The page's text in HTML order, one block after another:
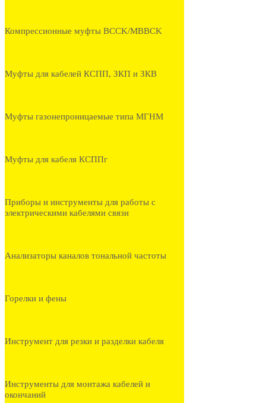
Компрессионные муфты BCCK/MBBCK
Муфты для кабелей КСПП, ЗКП и ЗКВ
Муфты газонепроницаемые типа МГНМ
Муфты для кабеля КСППг
Приборы и инструменты для работы с
электрическими кабелями связи
Анализаторы каналов тональной частоты
Горелки и фены
Инструмент для резки и разделки кабеля
Инструменты для монтажа кабелей и
окончаний